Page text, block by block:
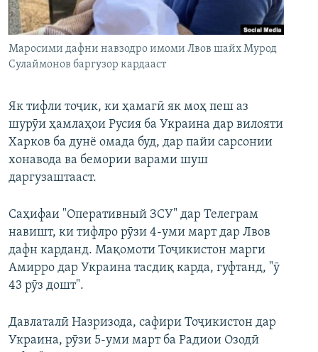
ГУЗОРИШҲОИ РАДИОӢ
Русский
ПАЙГИРӢ КУНЕД
Ҳамаи сомонаҳои RFE/RL
Маросими дафни навзодро имоми Лвов шайх Мурод
Сулаймонов баргузор кардааст
Як тифли тоҷик, ки ҳамагӣ як моҳ пеш аз
шурӯи ҳамлаҳои Русия ба Украина дар вилояти
Харков ба дунё омада буд, дар пайи сарсонии
хонавода ва бемории варами шуш
даргузаштааст.
Саҳифаи "Оперативный ЗСУ" дар Телеграм
навишт, ки тифлро рӯзи 4-уми март дар Лвов
дафн карданд. Мақомоти Тоҷикистон марги
Амирро дар Украина тасдиқ карда, гуфтанд, "ӯ
43 рӯз дошт".
Давлаталӣ Назризода, сафири Тоҷикистон дар
Украина, рӯзи 5-уми март ба Радиои Озодӣ